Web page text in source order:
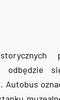
odbędzie
Autobus